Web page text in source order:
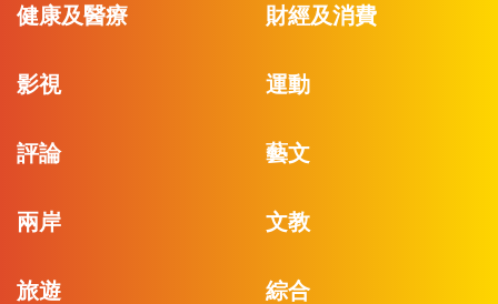
健康及醫療 財經及消費
影視 運動
評論 藝文
兩岸 文教
旅遊 綜合